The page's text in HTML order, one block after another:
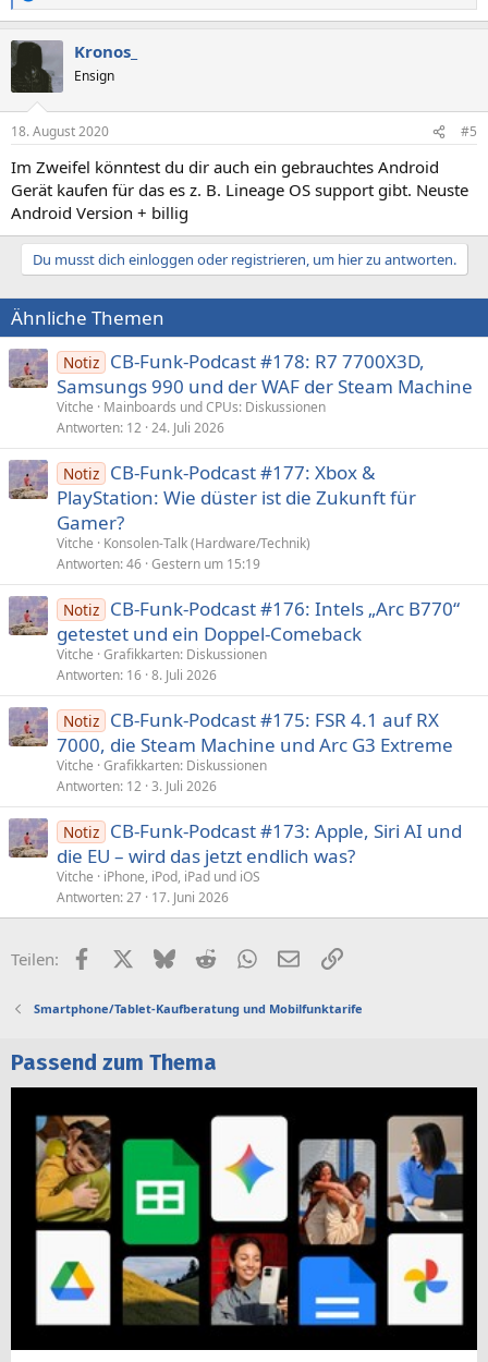
e
e
:
Kronos_
Ensign
18. August 2020 #5
Im Zweifel könntest du dir auch ein gebrauchtes Android
Gerät kaufen für das es z. B. Lineage OS support gibt. Neuste
Android Version + billig
Du musst dich einloggen oder registrieren, um hier zu antworten.
Ähnliche Themen
Notiz CB-Funk-Podcast #178: R7 7700X3D,
Samsungs 990 und der WAF der Steam Machine
Vitche
Mainboards und CPUs: Diskussionen
Antworten 12 24. Juli 2026
Notiz CB-Funk-Podcast #177: Xbox &
PlayStation: Wie düster ist die Zukunft für
Gamer?
Vitche
Konsolen-Talk (Hardware/Technik)
Antworten 46 Gestern um 15:19
Notiz CB-Funk-Podcast #176: Intels „Arc B770“
getestet und ein Doppel-Comeback
Vitche Grafikkarten: Diskussionen
Antworten 16 8. Juli 2026
Notiz CB-Funk-Podcast #175: FSR 4.1 auf RX
7000, die Steam Machine und Arc G3 Extreme
Vitche Grafikkarten: Diskussionen
Antworten 12 3. Juli 2026
Notiz CB-Funk-Podcast #173: Apple, Siri AI und
die EU – wird das jetzt endlich was?
Vitche
iPhone, iPod, iPad und iOS
Antworten 27 17. Juni 2026
Teilen: FacebookX (Twitter)
BlueskyRedditWhatsApp
E-MailLink
Smartphone/Tablet-Kaufberatung und Mobilfunktarife
Passend zum Thema